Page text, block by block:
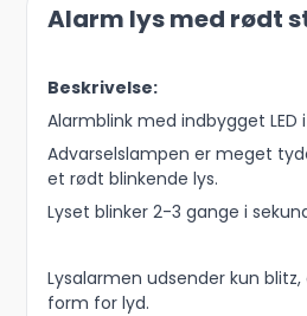
Alarm lys med rødt
Beskrivelse:
Alarmblink med indbygget LED
Advarselslampen er meget
et rødt blinkende lys.
Lyset blinker 2-3 gange i
Lysalarmen udsender kun
form for lyd.